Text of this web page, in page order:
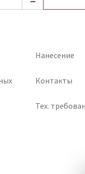
Нанесение
Контакты
Тех.